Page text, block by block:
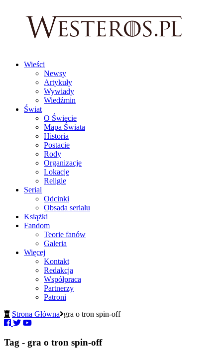
Wieści
Newsy
Artykuły
Wywiady
Wiedźmin
Świat
O Świecie
Mapa Świata
Historia
Postacie
Rody
Organizacje
Lokacje
Religie
Serial
Odcinki
Obsada serialu
Książki
Fandom
Teorie fanów
Galeria
Więcej
Kontakt
Redakcja
Współpraca
Partnerzy
Patroni
Strona Główna gra o tron spin-off
Tag - gra o tron spin-off